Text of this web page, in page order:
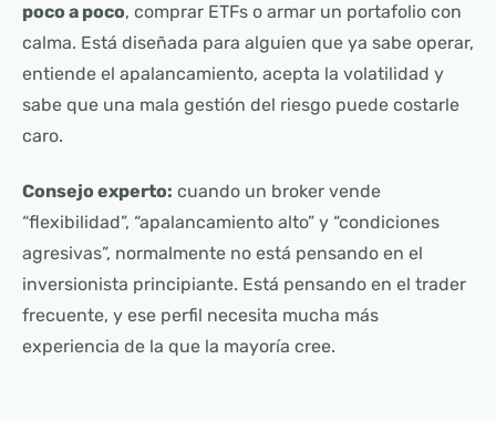
poco a poco, comprar ETFs o armar un portafolio con
calma. Está diseñada para alguien que ya sabe operar,
entiende el apalancamiento, acepta la volatilidad y
sabe que una mala gestión del riesgo puede costarle
caro.
Consejo experto: cuando un broker vende
“flexibilidad”, “apalancamiento alto” y “condiciones
agresivas”, normalmente no está pensando en el
inversionista principiante. Está pensando en el trader
frecuente, y ese perfil necesita mucha más
experiencia de la que la mayoría cree.